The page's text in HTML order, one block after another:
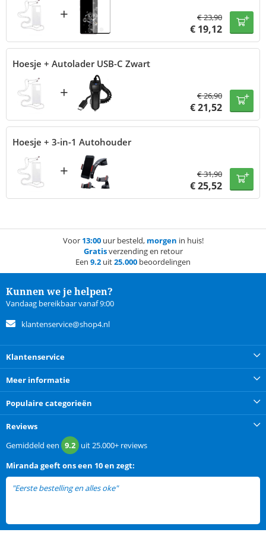
+ €23,90
€ 19,12
Hoesje + Autolader USB-C Zwart
+ €26,90
€21,52
Hoesje + 3-in-1 Autohouder
+ €31,90
€25,52
Voor 13:00uur besteld, morgen in huis!
Gratisverzending en retour
Een 9.2 uit25.000 beoordelingen
Kunnen we je helpen?
Vandaag bereikbaar vanaf 9:00
klantenservice@shop4.nl
Klantenservice
Meer informatie
Populaire categorieën
Reviews
Gemiddeld een 9.2 uit25.000+ reviews
Miranda geeft ons een 10 en zegt:
"Eerste bestelling en alles oke"